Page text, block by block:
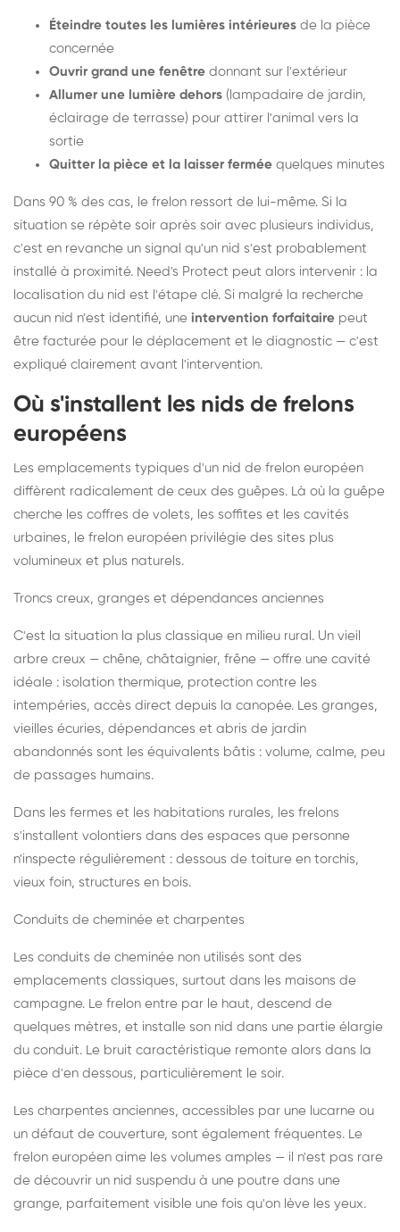
Éteindre toutes les lumières intérieures de la pièce
concernée
Ouvrir grand une fenêtre donnant sur l'extérieur
Allumer une lumière dehors (lampadaire de jardin,
éclairage de terrasse) pour attirer l'animal vers la
sortie
Quitter la pièce et la laisser fermée quelques minutes
Dans 90 % des cas, le frelon ressort de lui-même. Si la
situation se répète soir après soir avec plusieurs individus,
c'est en revanche un signal qu'un nid s'est probablement
installé à proximité. Need's Protect peut alors intervenir : la
localisation du nid est l'étape clé. Si malgré la recherche
aucun nid n'est identifié, une intervention forfaitaire peut
être facturée pour le déplacement et le diagnostic — c'est
expliqué clairement avant l'intervention.
Où s'installent les nids de frelons
européens
Les emplacements typiques d'un nid de frelon européen
diffèrent radicalement de ceux des guêpes. Là où la guêpe
cherche les coffres de volets, les soffites et les cavités
urbaines, le frelon européen privilégie des sites plus
volumineux et plus naturels.
Troncs creux, granges et dépendances anciennes
C'est la situation la plus classique en milieu rural. Un vieil
arbre creux — chêne, châtaignier, frêne — offre une cavité
idéale : isolation thermique, protection contre les
intempéries, accès direct depuis la canopée. Les granges,
vieilles écuries, dépendances et abris de jardin
abandonnés sont les équivalents bâtis : volume, calme, peu
de passages humains.
Dans les fermes et les habitations rurales, les frelons
s'installent volontiers dans des espaces que personne
n'inspecte régulièrement : dessous de toiture en torchis,
vieux foin, structures en bois.
Conduits de cheminée et charpentes
Les conduits de cheminée non utilisés sont des
emplacements classiques, surtout dans les maisons de
campagne. Le frelon entre par le haut, descend de
quelques mètres, et installe son nid dans une partie élargie
du conduit. Le bruit caractéristique remonte alors dans la
pièce d'en dessous, particulièrement le soir.
Les charpentes anciennes, accessibles par une lucarne ou
un défaut de couverture, sont également fréquentes. Le
frelon européen aime les volumes amples — il n'est pas rare
de découvrir un nid suspendu à une poutre dans une
grange, parfaitement visible une fois qu'on lève les yeux.